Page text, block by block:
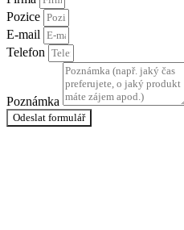
Pozice
E-mail
Telefon
Poznámka
Odeslat formulář